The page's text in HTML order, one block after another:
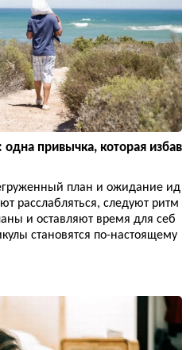
привычка, которая избав
план и ожидание ид
расслабляться, следуют ритм
и оставляют время для себ
становятся по-настоящему